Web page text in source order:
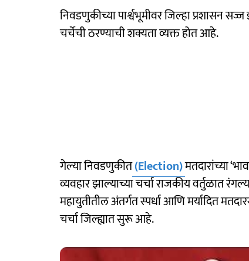
निवडणुकीच्या पार्श्वभूमीवर जिल्हा प्रशासन
चर्चेची ठरण्याची शक्यता व्यक्त होत आहे.
गेल्या निवडणुकीत(Election)मतदारांच्या
व्यवहार झाल्याच्या चर्चा राजकीय वर्तुळात
महायुतीतील अंतर्गत स्पर्धा आणि मर्यादित
चर्चा जिल्ह्यात सुरू आहे.